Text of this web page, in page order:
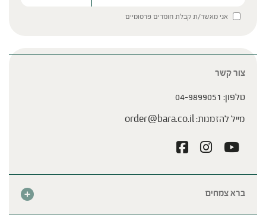
Please leave this field empty.
אני מאשר/ת קבלת חומרים פרסומיים
ברא צמחים
צור קשר
טלפון: 04-9899051
מייל להזמנות: order@bara.co.il